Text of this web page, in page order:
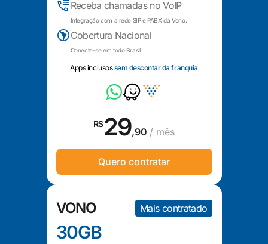
Receba chamadas no VoIP
Integração com a rede SIP e PABX da Vono.
Cobertura Nacional
Conecte-se em todo Brasil
Apps inclusossem descontar da franquia
R$29,90 / mês
Quero contratar
VONO Mais contratado
30GB